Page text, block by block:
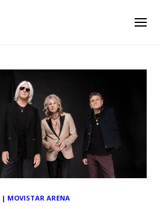
| MOVISTAR ARENA